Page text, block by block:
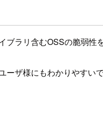
ラリ含むOSSの脆弱性
ザ様にもわかりやすいで